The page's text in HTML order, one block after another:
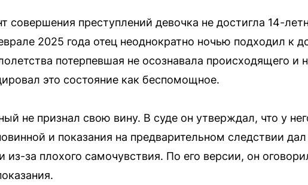
совершения преступлений девочка не достигла 14-
2025 года отец неоднократно ночью подходил к
потерпевшая не осознавала происходящего и
это состояние как беспомощное.
не признал свою вину. В суде он утверждал, что у
и показания на предварительном следствии
из-за плохого самочувствия. По его версии, он